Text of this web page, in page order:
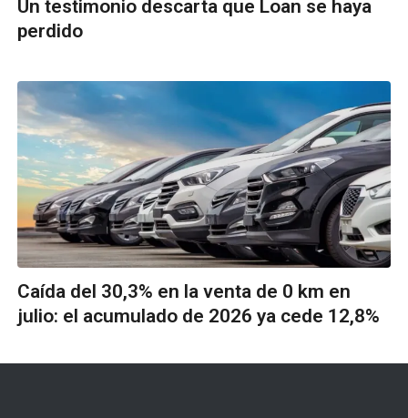
Un testimonio descarta que Loan se haya
perdido
Caída del 30,3% en la venta de 0 km en
julio: el acumulado de 2026 ya cede 12,8%